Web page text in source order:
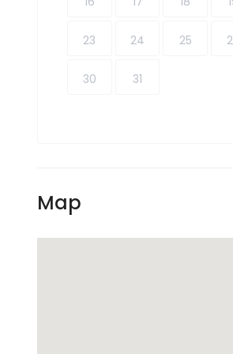
23 24 25
30 31
Map